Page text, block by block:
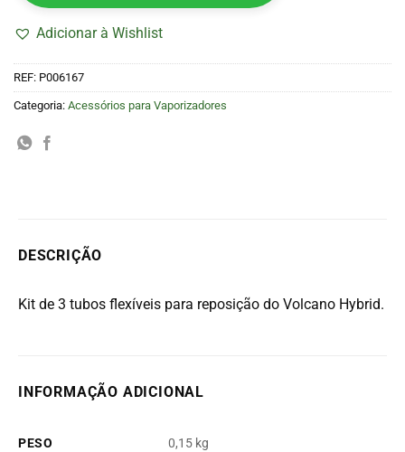
Adicionar à Wishlist
REF: P006167
Categoria: Acessórios para Vaporizadores
DESCRIÇÃO
Kit de 3 tubos flexíveis para reposição do Volcano Hybrid.
INFORMAÇÃO ADICIONAL
PESO 0,15 kg